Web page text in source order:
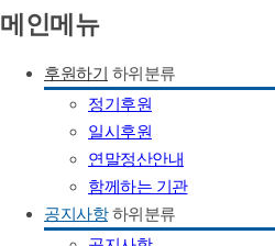
메인메뉴
후원하기 하위분류
정기후원
일시후원
연말정산안내
함께하는 기관
공지사항 하위분류